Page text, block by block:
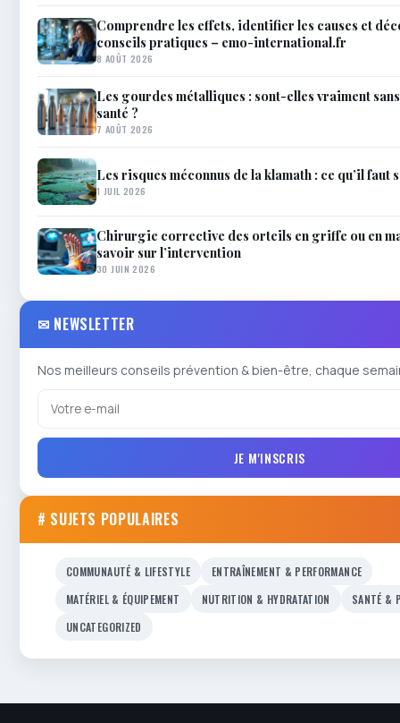
Comprendre les effets, identifier les causes et
conseils pratiques – emo-international.fr
8 AOÛT 2026
Les gourdes métalliques : sont-elles vraiment
santé ?
7 AOÛT 2026
Les risques méconnus de la klamath : ce qu’il faut
1 JUIL 2026
Chirurgie corrective des orteils en griffe ou en
savoir sur l’intervention
30 JUIN 2026
✉ NEWSLETTER
Nos meilleurs conseils prévention & bien-être, chaque
JE M'INSCRIS
# SUJETS POPULAIRES
COMMUNAUTÉ & LIFESTYLE
ENTRAÎNEMENT & PERFORMANCE
MATÉRIEL & ÉQUIPEMENT
NUTRITION & HYDRATATION
SANTÉ &
UNCATEGORIZED